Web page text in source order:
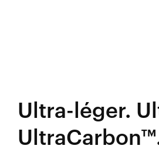
Ultra-léger.